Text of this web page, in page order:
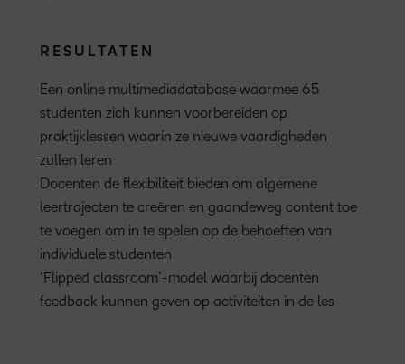
RESULTATEN
Een online multimediadatabase waarmee 65
studenten zich kunnen voorbereiden op
praktijklessen waarin ze nieuwe vaardigheden
zullen leren
Docenten de flexibiliteit bieden om algemene
leertrajecten te creëren en gaandeweg content toe
te voegen om in te spelen op de behoeften van
individuele studenten
‘Flipped classroom’-model waarbij docenten
feedback kunnen geven op activiteiten in de les